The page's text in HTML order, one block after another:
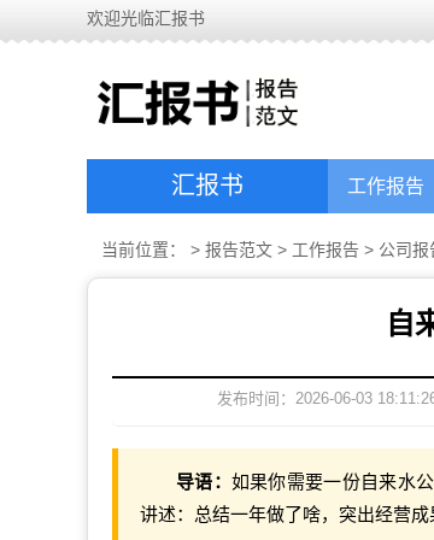
欢迎光临汇报书
汇报书 工作报告
当前位置： > 报告范文 > 工作报告 > 公司报
自
发布时间：2026-06-03
导语： 如果你需要一份自来水
讲述：总结一年做了啥，突出经营